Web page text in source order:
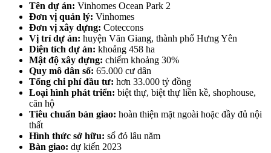
Tên dự án: Vinhomes Ocean Park 2
Đơn vị quản lý: Vinhomes
Đơn vị xây dựng: Coteccons
Vị trí dự án: huyện Văn Giang, thành phố Hưng Yên
Diện tích dự án: khoảng 458 ha
Mật độ xây dựng: chiếm khoảng 30%
Quy mô dân số: 65.000 cư dân
Tổng chi phí đầu tư: hơn 33.000 tỷ đồng
Loại hình phát triển: biệt thự, biệt thự liền kề, shophouse,
căn hộ
Tiêu chuẩn bàn giao: hoàn thiện mặt ngoài hoặc đầy đủ nội
thất
Hình thức sở hữu: sổ đỏ lâu năm
Bàn giao: dự kiến 2023